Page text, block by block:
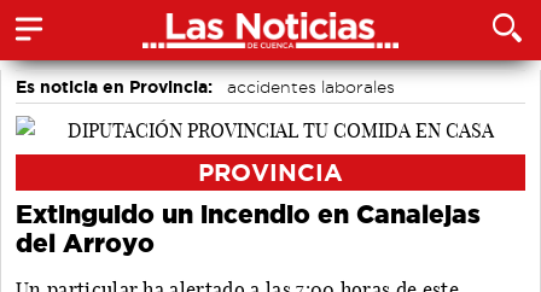
Es noticia en Provincia:
accidentes laborales
Medio Ambiente
PROVINCIA
Extinguido un incendio en Canalejas
del Arroyo